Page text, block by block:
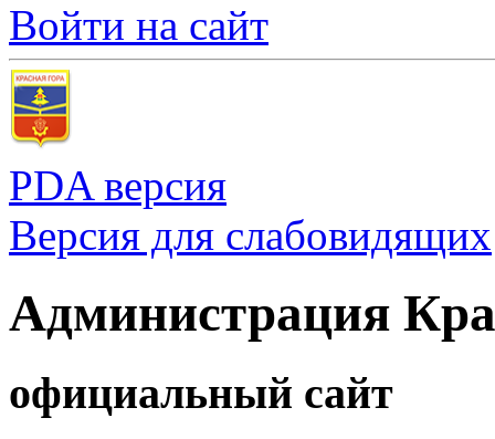
Войти на сайт
PDA версия
Версия для слабовидящих
Администрация
официальный сайт